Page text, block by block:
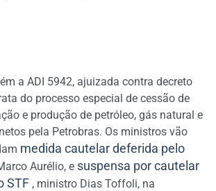
a ADI 5942, ajuizada contra decreto
do processo especial de cessão de
e produção de petróleo, gás natural e
pela Petrobras. Os ministros vão
medida cautelar deferida pelo
Aurélio, e suspensa por cautelar
STF , ministro Dias Toffoli, na